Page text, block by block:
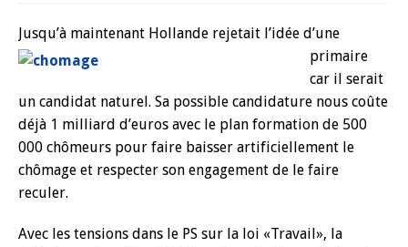
Jusqu’à maintenant Hollande rejetait l’idée d’une
primaire
car il serait
un candidat naturel. Sa possible candidature nous coûte
déjà 1 milliard d’euros avec le plan formation de 500
000 chômeurs pour faire baisser artificiellement le
chômage et respecter son engagement de le faire
reculer.
Avec les tensions dans le PS sur la loi «Travail», la